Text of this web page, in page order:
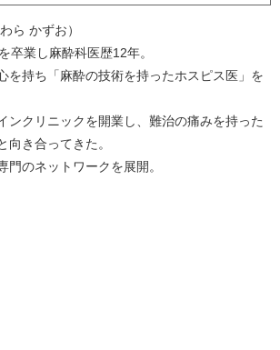
ら かずお）
卒業し麻酔科医歴12年。
を持ち「麻酔の技術を持ったホスピス医」を
ンクリニックを開業し、難治の痛みを持った
向き合ってきた。
門のネットワークを展開。